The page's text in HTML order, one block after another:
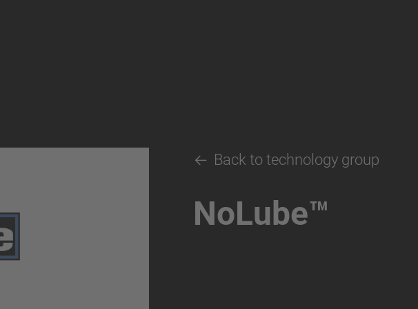
Back to technology group
NoLube™